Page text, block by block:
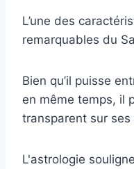
L’une des
remarquables du
Bien qu’il puisse
en même temps, il
transparent sur
L'astrologie